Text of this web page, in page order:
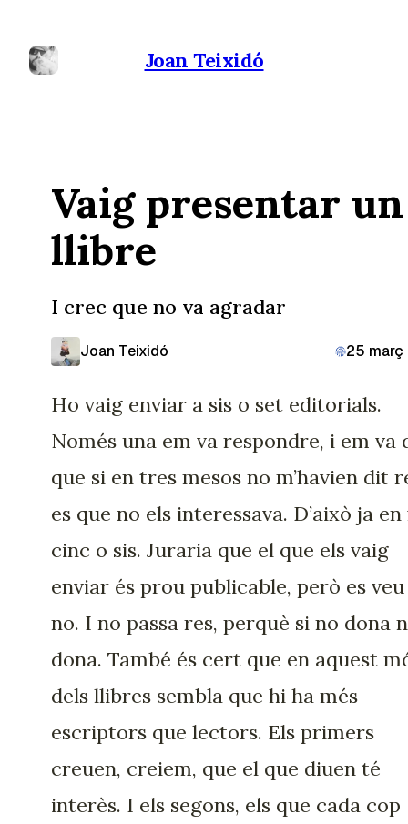
Joan Teixidó
Vaig presentar un
llibre
I crec que no va agradar
Joan Teixidó 25
Ho vaig enviar a sis o set editorials.
Només una em va respondre, i em va
que si en tres mesos no m’havien dit
es que no els interessava. D’això ja en
cinc o sis. Juraria que el que els vaig
enviar és prou publicable, però es
no. I no passa res, perquè si no dona
dona. També és cert que en aquest
dels llibres sembla que hi ha més
escriptors que lectors. Els primers
creuen, creiem, que el que diuen té
interès. I els segons, els que cada cop